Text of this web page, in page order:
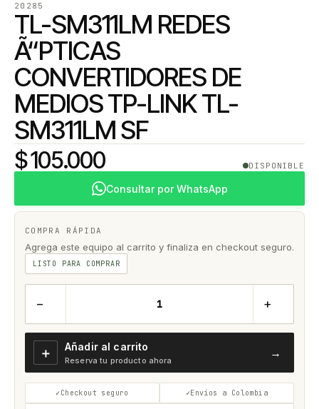
20285
TL-SM311LM REDES
Ã“PTICAS
CONVERTIDORES DE
MEDIOS TP-LINK TL-
SM311LM SF
$ 105.000 DISPONIBLE
Consultar por WhatsApp
COMPRA RÁPIDA
Agrega este equipo al carrito y finaliza en checkout seguro.
LISTO PARA COMPRAR
− +
＋ Añadir al carrito
Reserva tu producto ahora
→
Checkout seguro Envíos a Colombia